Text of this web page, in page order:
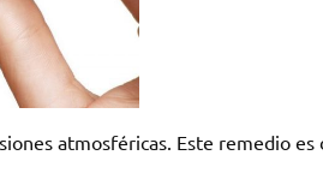
atmosféricas. Este remedio es